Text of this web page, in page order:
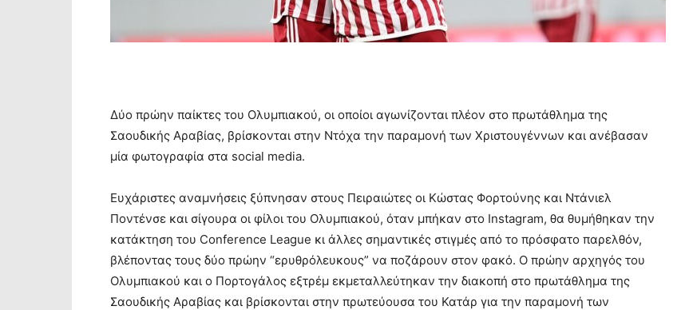
Δύο πρώην παίκτες του Ολυμπιακού, οι οποίοι αγωνίζονται πλέον στο πρωτάθλημα της
Σαουδικής Αραβίας, βρίσκονται στην Ντόχα την παραμονή των Χριστουγέννων και ανέβασαν
μία φωτογραφία στα social media.
Ευχάριστες αναμνήσεις ξύπνησαν στους Πειραιώτες οι Κώστας Φορτούνης και Ντάνιελ
Ποντένσε και σίγουρα οι φίλοι του Ολυμπιακού, όταν μπήκαν στο Instagram, θα θυμήθηκαν την
κατάκτηση του Conference League κι άλλες σημαντικές στιγμές από το πρόσφατο παρελθόν,
βλέποντας τους δύο πρώην “ερυθρόλευκους” να ποζάρουν στον φακό. Ο πρώην αρχηγός του
Ολυμπιακού και ο Πορτογάλος εξτρέμ εκμεταλλεύτηκαν την διακοπή στο πρωτάθλημα της
Σαουδικής Αραβίας και βρίσκονται στην πρωτεύουσα του Κατάρ για την παραμονή των